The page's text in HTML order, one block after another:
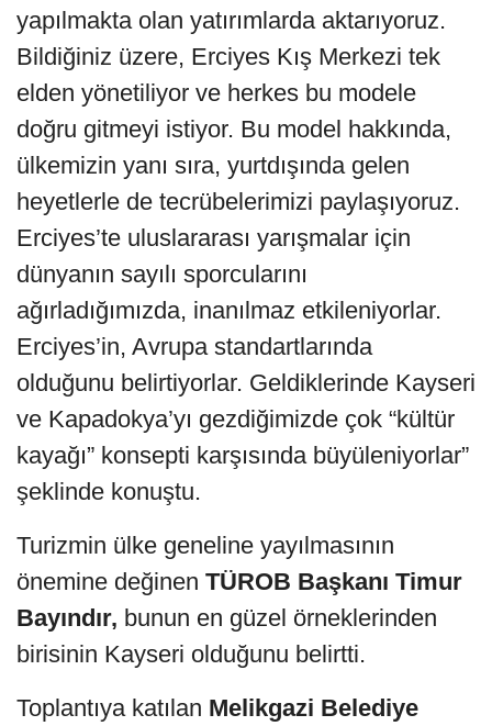
yapılmakta olan yatırımlarda aktarıyoruz.
Bildiğiniz üzere, Erciyes Kış Merkezi tek
elden yönetiliyor ve herkes bu modele
doğru gitmeyi istiyor. Bu model hakkında,
ülkemizin yanı sıra, yurtdışında gelen
heyetlerle de tecrübelerimizi paylaşıyoruz.
Erciyes’te uluslararası yarışmalar için
dünyanın sayılı sporcularını
ağırladığımızda, inanılmaz etkileniyorlar.
Erciyes’in, Avrupa standartlarında
olduğunu belirtiyorlar. Geldiklerinde Kayseri
ve Kapadokya’yı gezdiğimizde çok “kültür
kayağı” konsepti karşısında büyüleniyorlar”
şeklinde konuştu.
Turizmin ülke geneline yayılmasının
önemine değinen TÜROB Başkanı Timur
Bayındır, bunun en güzel örneklerinden
birisinin Kayseri olduğunu belirtti.
Toplantıya katılan Melikgazi Belediye